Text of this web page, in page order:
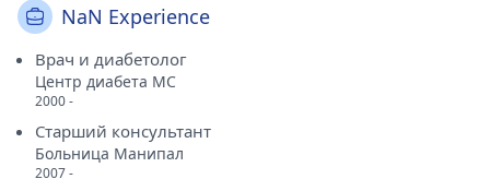
NaN Experience
Врач и диабетолог
Центр диабета МС
2000 -
Старший консультант
Больница Манипал
2007 -